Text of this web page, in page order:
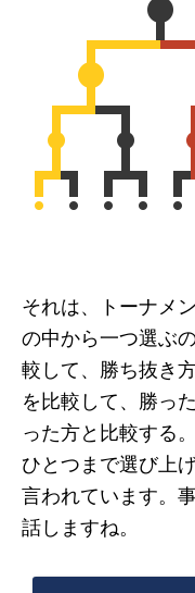
それは、トーナメ
の中から一つ選ぶ
較して、勝ち抜き
を比較して、勝っ
った方と比較する
ひとつまで選び上
言われています。
話しますね。